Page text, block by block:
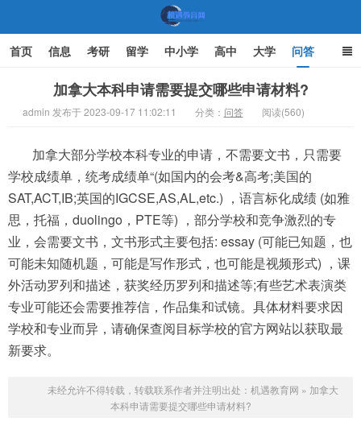
首页 信息 考研 留学 中小学 高中 大学 问答
家庭教育
加拿大本科申请需要提交哪些申请材料?
admin 发布于 2023-09-17 11:02:11 分类： 问答 阅读(560)
加拿大部分学校本科专业的申请，不需要文书，只需要
学校成绩单，统考成绩单“(如国内的会考&高考;美国的
SAT,ACT,IB;英国的IGCSE,AS,AL,etc.) ，语言标化成绩 (如雅
思，托福，duolingo，PTE等) ，部分学校和竞争激烈的专
业，会需要文书，文书形式主要包括: essay (可能已知题，也
可能未知随机题，可能是写作形式，也可能是视频形式) ，课
外活动罗列和描述，获奖经历罗列和描述等;有些艺术表演类
专业可能还会需要推荐信，作品集和试镜。具体材料要求因
学校和专业而异，请确保查阅目标学校的官方网站以获取最
新要求。
未经允许不得转载，转载联系作者并注明出处： 机遇教育网 » 加拿大
本科申请需要提交哪些申请材料?